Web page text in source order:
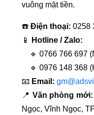
vuông mặt tiền.
☎️ Điện thoại: 0258
📱
Hotline / Zalo:
🔹 0766 766 697
🔹 0976 148 368
📧 Email:
📍 Văn phòng mới:
Ngọc, Vĩnh Ngọc,